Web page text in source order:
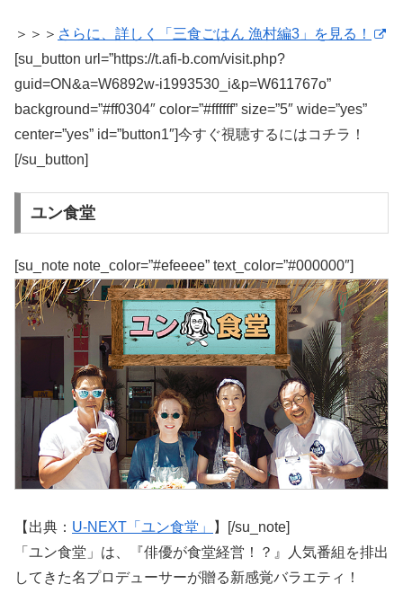
＞＞＞ さらに、詳しく「三食ごはん 漁村編3」を見る！
[su_button url=”https://t.afi-b.com/visit.php?
guid=ON&a=W6892w-i1993530_i&p=W611767o”
background=”#ff0304″ color=”#ffffff” size=”5″ wide=”yes”
center=”yes” id=”button1″]今すぐ視聴するにはコチラ！
[/su_button]
ユン食堂
[su_note note_color=”#efeeee” text_color=”#000000″]
【出典： U-NEXT「ユン食堂」
】[/su_note]
「ユン食堂」は、『俳優が食堂経営！？』人気番組を排出
してきた名プロデューサーが贈る新感覚バラエティ！